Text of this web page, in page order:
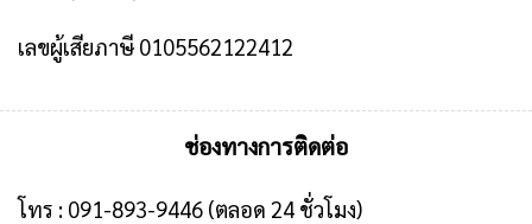
เลขผู้เสียภาษี 0105562122412
ช่องทางการติดต่อ
โทร : 091-893-9446 (ตลอด 24 ชั่วโมง)